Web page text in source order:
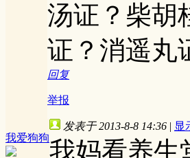
汤证？柴胡
证？消遥丸
回复
举报
我爱狗狗
发表于 2013-8-8 14:36 | 显
我妈看养生